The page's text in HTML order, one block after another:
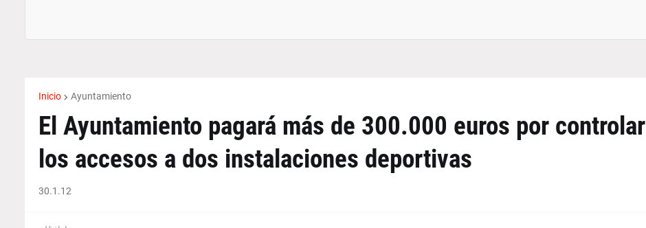
Inicio Ayuntamiento
El Ayuntamiento pagará más de 300.000 euros por controlar
los accesos a dos instalaciones deportivas
30.1.12